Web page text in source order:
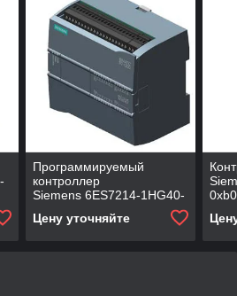
Программируемый
контроллер
Siemens 6ES7214-1HG40-
Цену уточняйте